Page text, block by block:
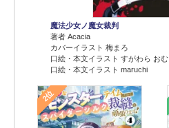
魔法少女ノ魔女裁判
著者 Acacia
カバーイラスト 梅まろ
口絵・本文イラスト すがわら おむ
口絵・本文イラスト maruchi
2位